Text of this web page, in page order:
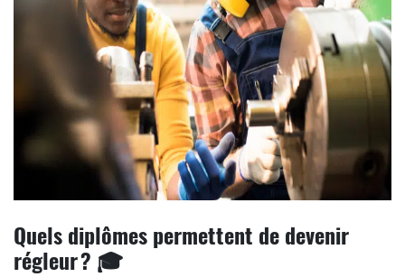
Quels diplômes permettent de devenir
régleur ? 🎓